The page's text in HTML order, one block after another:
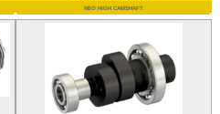
NEO HIGH CAMSHAFT